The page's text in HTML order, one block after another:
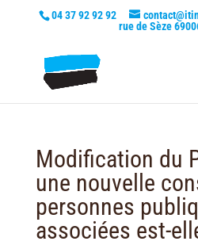
04 37 92 92 92
rue de Sèze
Modification du
une nouvelle
personnes
associées est-